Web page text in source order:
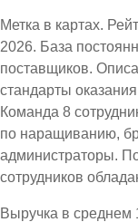
Метка в картах.
2026. База
поставщиков.
стандарты
Команда 8
по наращиванию,
администраторы.
сотрудников
Выручка в